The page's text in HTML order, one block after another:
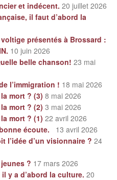
et indécent. 20 juillet 2026
il faut d’abord la
présentés à Brossard :
10 juin 2026
belle chanson! 23 mai
l’immigration ! 18 mai 2026
mort ? (3) 8 mai 2026
mort ? (2) 3 mai 2026
mort ? (1) 22 avril 2026
écoute.
13 avril 2026
l’idée d’un visionnaire ? 24
? 17 mars 2026
y a d’abord la culture. 20